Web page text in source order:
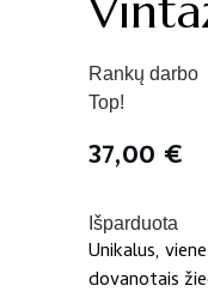
Rankų darbo
Top!
37,00 €
Išparduota
Unikalus,
dovanotais